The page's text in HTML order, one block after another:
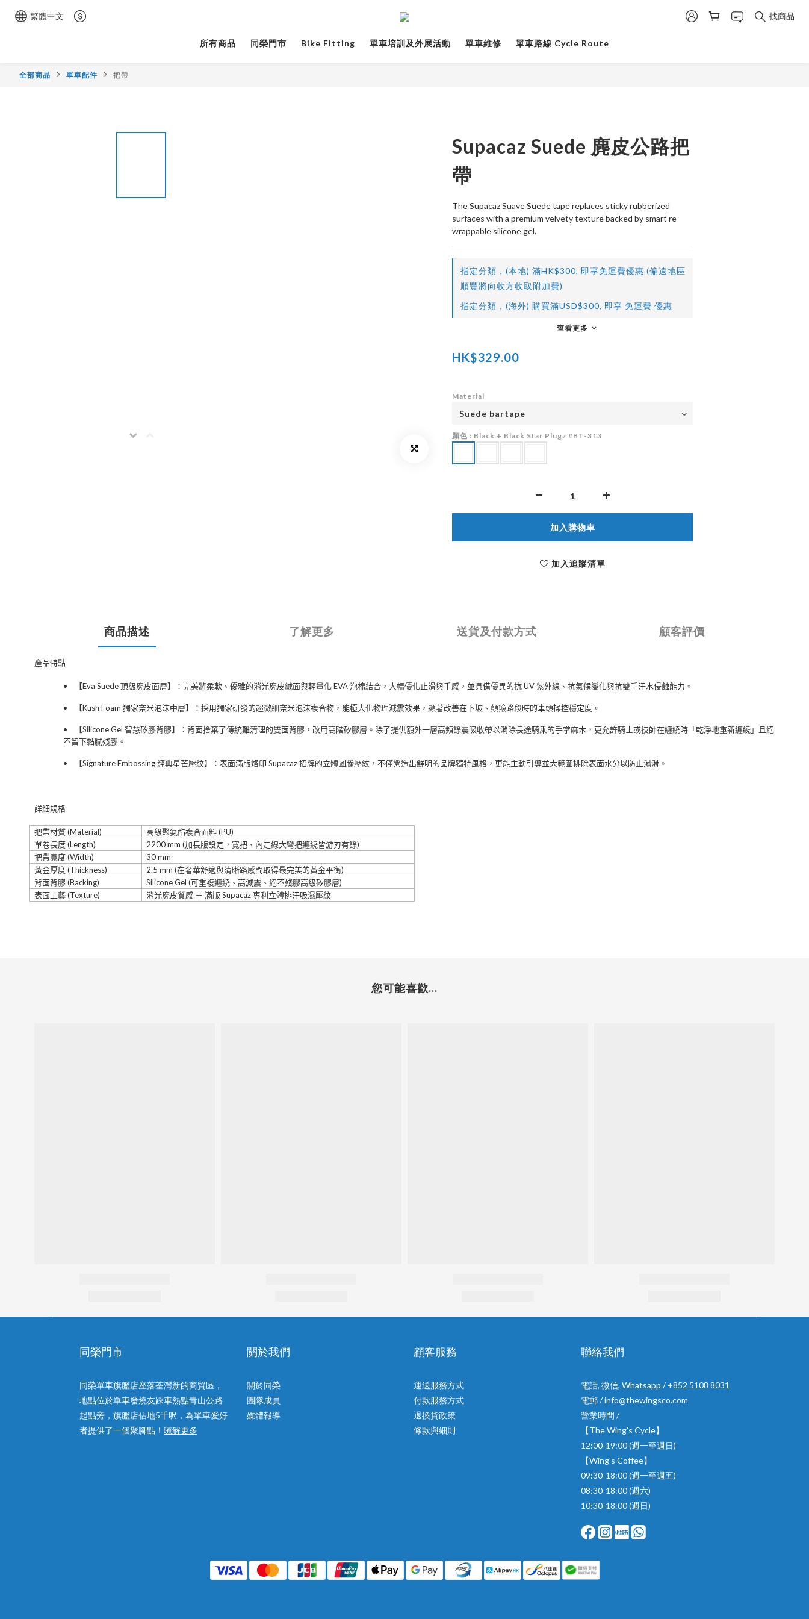
繁體中文 找商品
所有商品 同榮門市 Bike Fitting 單車培訓及外展活動 單車維修 單車路線 Cycle Route
全部商品 單車配件 把帶
Supacaz Suede 麂皮公路把
帶
The Supacaz Suave Suede tape replaces sticky rubberized
surfaces with a premium velvety texture backed by smart re-
wrappable silicone gel.
指定分類，(本地) 滿HK$300, 即享免運費優惠 (偏遠地區
順豐將向收方收取附加費)
指定分類，(海外) 購買滿USD$300, 即享 免運費 優惠
查看更多
HK$329.00
Material
顏色 : Black + Black Star Plugz #BT-313
加入購物車
加入追蹤清單
商品描述 了解更多 送貨及付款方式 顧客評價
產品特點
• 【Eva Suede頂級麂皮面層】 ：完美將柔軟、優雅的消光麂皮絨面與輕量化EVA泡棉結合，大幅優化止滑與手感，並具備優異的抗UV紫外線、抗氣候變化與抗雙手汗水侵蝕能力。
• 【Kush Foam 獨家奈米泡沫中層】 ：採用獨家研發的超微細奈米泡沫複合物，能極大化物理減震效果，顯著改善在下坡、顛簸路段時的車頭操控穩定度。
• 【Silicone Gel 智慧矽膠背膠】
：背面捨棄了傳統難清理的雙面背膠，改用高階矽膠層。除了提供額外一層高頻餘震吸收帶以消除長途騎乘的手掌麻木，更允許騎士或技師在纏繞時「乾淨地重新纏繞」且絕
不留下黏膩殘膠。
• 【Signature Embossing經典星芒壓紋】 ：表面滿版烙印 Supacaz招牌的立體圖騰壓紋，不僅營造出鮮明的品牌獨特風格，更能主動引導並大範圍排除表面水分以防止濕滑。
詳細規格
把帶材質(Material) 高級聚氨酯複合面料(PU)
單卷長度(Length) 2200 mm (加長版設定，寬把、內走線大彎把纏繞皆游刃有餘)
把帶寬度(Width)
30 mm
黃金厚度(Thickness) 2.5 mm (在奢華舒適與清晰路感間取得最完美的黃金平衡)
背面背膠(Backing) Silicone Gel (可重複纏繞、高減震、絕不殘膠高級矽膠層)
表面工藝(Texture) 消光麂皮質感 ＋ 滿版 Supacaz專利立體排汗吸濕壓紋
您可能喜歡...
同榮門市
同榮單車旗艦店座落荃灣新的商貿區，
地點位於單車發燒友踩車熱點青山公路
起點旁，旗艦店佔地5千呎，為單車愛好
者提供了一個聚腳點！ 暸解更多
關於我們
關於同榮
團隊成員
媒體報導
顧客服務
運送服務方式
付款服務方式
退換貨政策
條款與細則
聯絡我們
電話, 微信, Whatsapp / +852 5108 8031
電郵 / info@thewingsco.com
營業時間 /
【The Wing's Cycle】
12:00-19:00 (週一至週日)
【Wing's Coffee】
09:30-18:00 (週一至週五)
08:30-18:00 (週六)
10:30-18:00 (週日)